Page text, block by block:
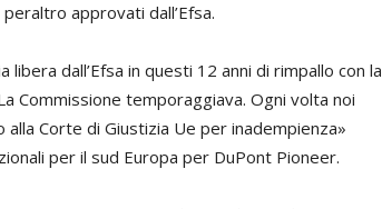
approvati dall’Efsa.
dall’Efsa in questi 12 anni di rimpallo con la
Commissione temporaggiava. Ogni volta noi
Corte di Giustizia Ue per inadempienza»
per il sud Europa per DuPont Pioneer.